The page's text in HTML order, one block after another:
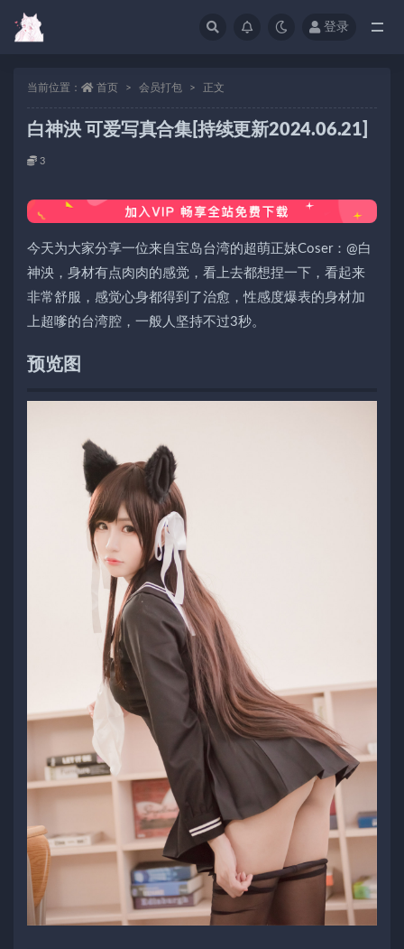
登录
当前位置： 首页 会员打包 正文
白神泱 可爱写真合集[持续更新2024.06.21]
3
今天为大家分享一位来自宝岛台湾的超萌正妹Coser：@白
神泱，身材有点肉肉的感觉，看上去都想捏一下，看起来
非常舒服，感觉心身都得到了治愈，性感度爆表的身材加
上超嗲的台湾腔，一般人坚持不过3秒。
预览图